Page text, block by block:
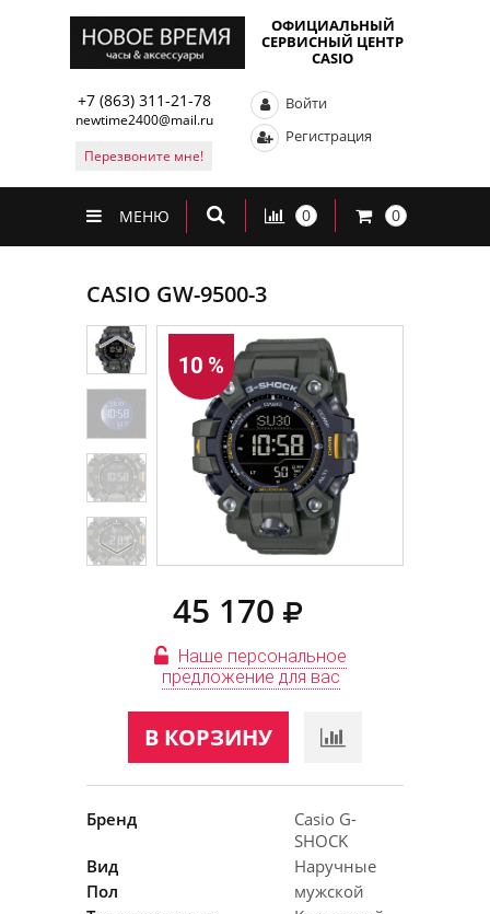
ОФИЦИАЛЬНЫЙ
СЕРВИСНЫЙ ЦЕНТР
CASIO
+7 (863) 311-21-78
newtime2400@mail.ru
Перезвоните мне!
Войти
Регистрация
МЕНЮ 0 0
CASIO GW-9500-3
10 %
45 170
Наше персональное
предложение для вас
В КОРЗИНУ
Бренд
Casio G-
SHOCK
Вид
Наручные
Пол
мужской